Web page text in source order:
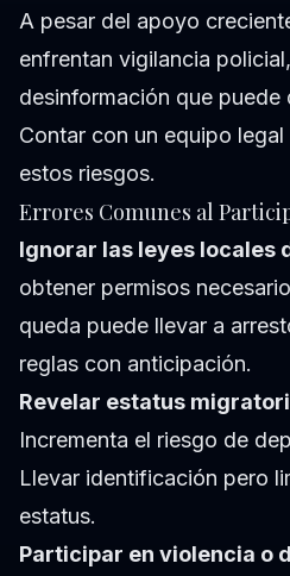
A pesar del apoyo
enfrentan vigilancia
desinformación que puede
Contar con un equipo
estos riesgos.
Errores Comunes al
Ignorar las leyes locales
obtener permisos
queda puede llevar a
reglas con anticipación.
Revelar estatus
Incrementa el riesgo de
Llevar identificación pero
estatus.
Participar en violencia o